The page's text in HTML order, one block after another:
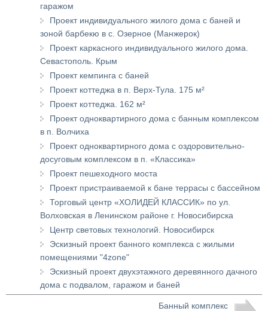
гаражом
Проект индивидуального жилого дома с баней и
зоной барбекю в с. Озерное (Манжерок)
Проект каркасного индивидуального жилого дома.
Севастополь. Крым
Проект кемпинга с баней
Проект коттеджа в п. Верх-Тула. 175 м²
Проект коттеджа. 162 м²
Проект одноквартирного дома с банным комплексом
в п. Волчиха
Проект одноквартирного дома с оздоровительно-
досуговым комплексом в п. «Классика»
Проект пешеходного моста
Проект пристраиваемой к бане террасы с бассейном
Торговый центр «ХОЛИДЕЙ КЛАССИК» по ул.
Волховская в Ленинском районе г. Новосибирска
Центр световых технологий. Новосибирск
Эскизный проект банного комплекса с жилыми
помещениями "4zone"
Эскизный проект двухэтажного деревянного дачного
дома с подвалом, гаражом и баней
Банный комплекс